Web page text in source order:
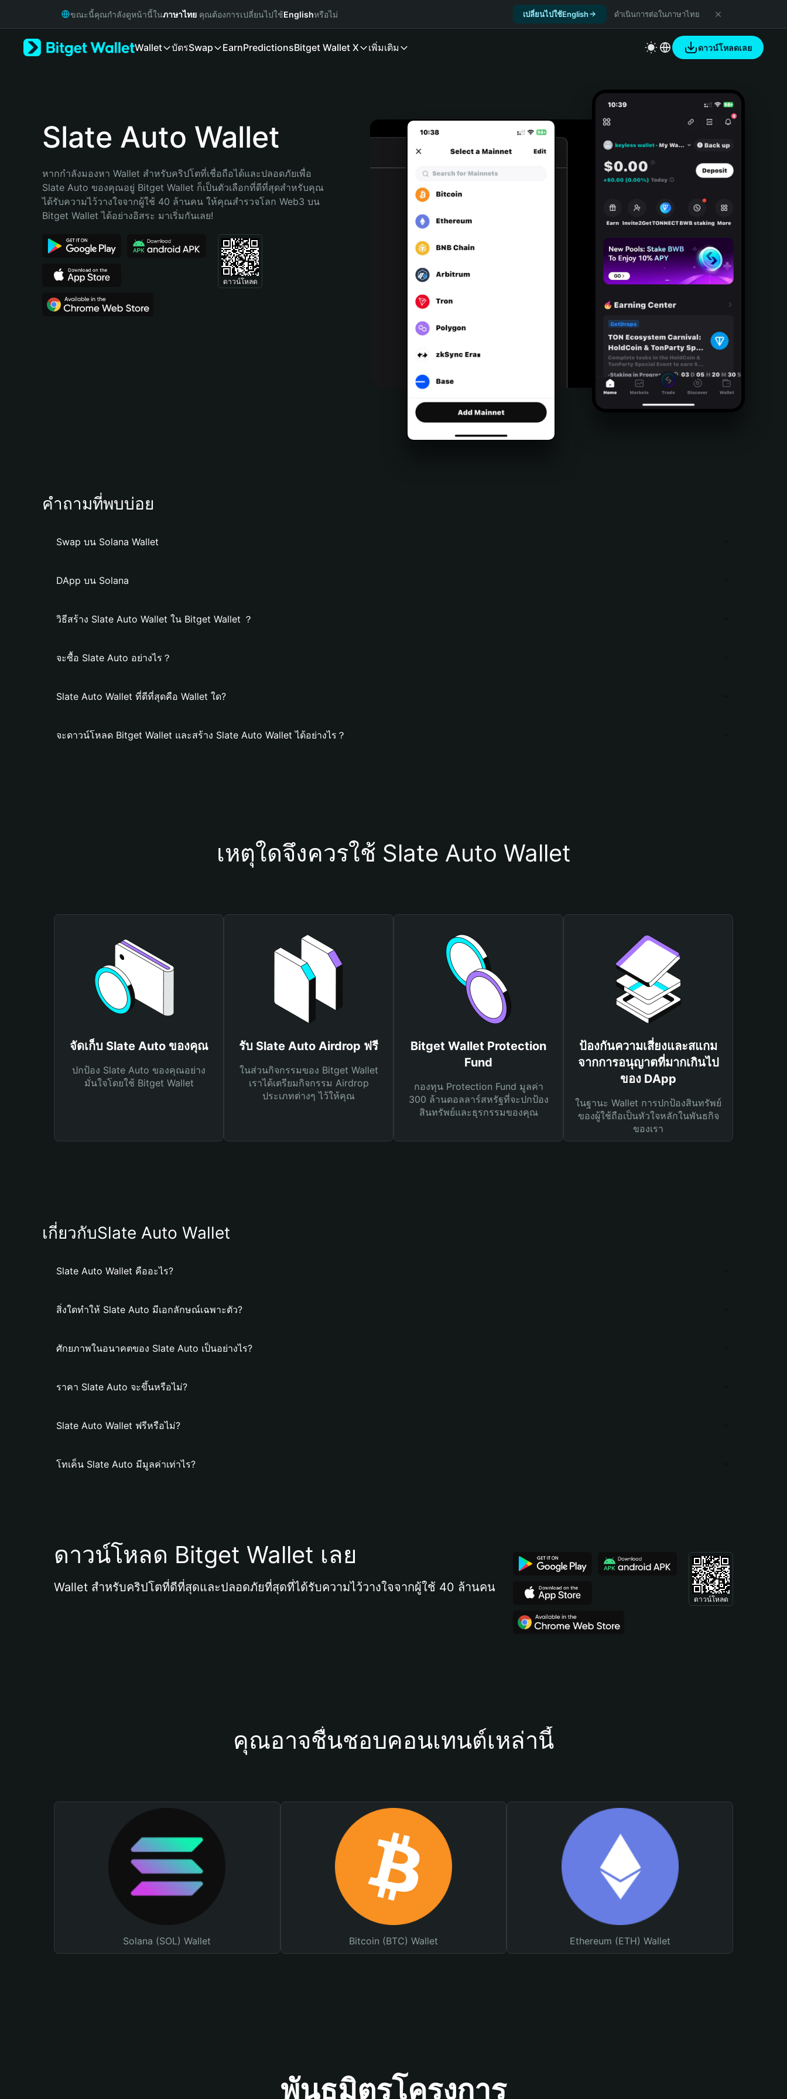
Русский
Bahasa Indonesia
Português (Brasil)
ขณะนี้คุณกำลังดูหน้านี้ในภาษาไทย คุณต้องการเปลี่ยนไปใช้Englishหรือไม่ เปลี่ยนไปใช้English ดำเนินการต่อในภาษาไทย
Wallet บัตรSwap EarnPredictionsBitget Wallet X เพิ่มเติม ดาวน์โหลดเลย
Slate Auto Wallet
หากกำลังมองหา Wallet สำหรับคริปโตที่เชื่อถือได้และปลอดภัยเพื่อ
Slate Auto ของคุณอยู่ Bitget Wallet ก็เป็นตัวเลือกที่ดีที่สุดสำหรับคุณ
ได้รับความไว้วางใจจากผู้ใช้ 40 ล้านคน ให้คุณสำรวจโลก Web3 บน
Bitget Wallet ได้อย่างอิสระ มาเริ่มกันเลย!
ดาวน์โหลด
คำถามที่พบบ่อย
Swap บน Solana Wallet
DApp บน Solana
วิธีสร้าง Slate Auto Wallet ใน Bitget Wallet ？
จะซื้อ Slate Auto อย่างไร？
Slate Auto Wallet ที่ดีที่สุดคือ Wallet ใด?
จะดาวน์โหลด Bitget Wallet และสร้าง Slate Auto Wallet ได้อย่างไร？
เหตุใดจึงควรใช้ Slate Auto Wallet
จัดเก็บ Slate Auto ของคุณ
ปกป้อง Slate Auto ของคุณอย่าง
มั่นใจโดยใช้ Bitget Wallet
รับ Slate Auto Airdrop ฟรี
ในส่วนกิจกรรมของ Bitget Wallet
เราได้เตรียมกิจกรรม Airdrop
ประเภทต่างๆ ไว้ให้คุณ
Bitget Wallet Protection
Fund
กองทุน Protection Fund มูลค่า
300 ล้านดอลลาร์สหรัฐที่จะปกป้อง
สินทรัพย์และธุรกรรมของคุณ
ป้องกันความเสี่ยงและสแกม
จากการอนุญาตที่มากเกินไป
ของ DApp
ในฐานะ Wallet การปกป้องสินทรัพย์
ของผู้ใช้ถือเป็นหัวใจหลักในพันธกิจ
ของเรา
เกี่ยวกับSlate Auto Wallet
Slate Auto Wallet คืออะไร?
สิ่งใดทำให้ Slate Auto มีเอกลักษณ์เฉพาะตัว?
ศักยภาพในอนาคตของ Slate Auto เป็นอย่างไร?
ราคา Slate Auto จะขึ้นหรือไม่?
Slate Auto Wallet ฟรีหรือไม่?
โทเค็น Slate Auto มีมูลค่าเท่าไร?
ดาวน์โหลด Bitget Wallet เลย
Wallet สำหรับคริปโตที่ดีที่สุดและปลอดภัยที่สุดที่ได้รับความไว้วางใจจากผู้ใช้ 40 ล้านคน
ดาวน์โหลด
คุณอาจชื่นชอบคอนเทนต์เหล่านี้
Solana (SOL) Wallet Bitcoin (BTC) Wallet Ethereum (ETH) Wallet
พันธมิตรโครงการ